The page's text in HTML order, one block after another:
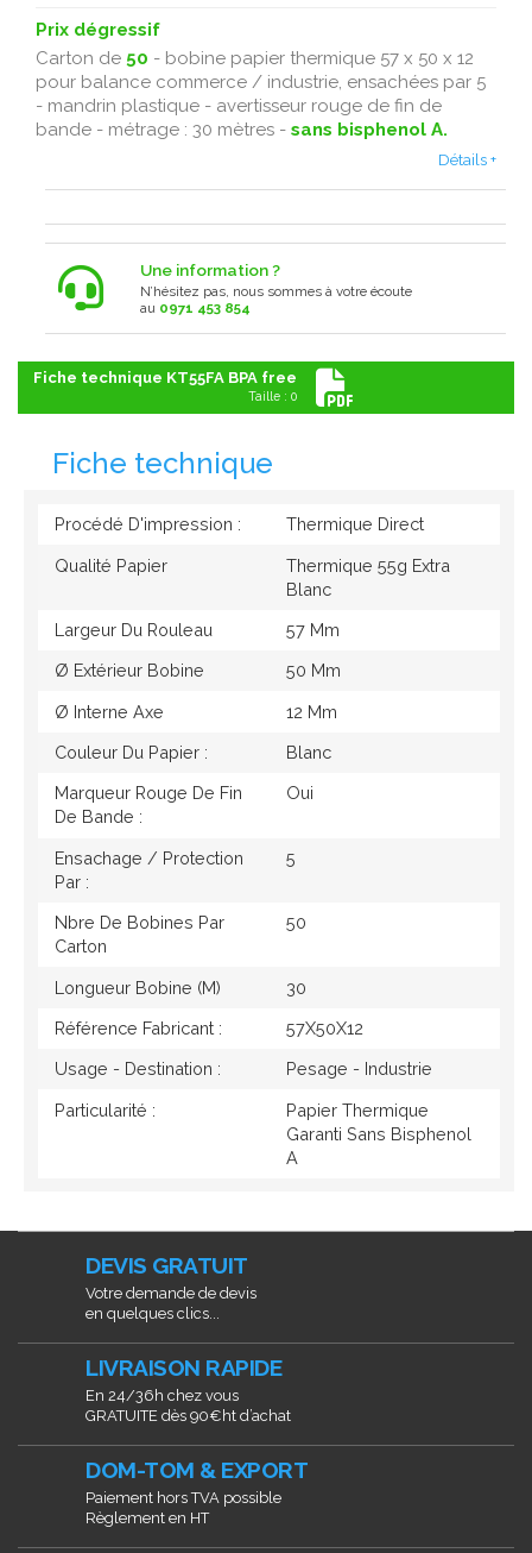
Prix dégressif
Carton de 50 - bobine papier thermique 57 x 50 x 12
pour balance commerce / industrie, ensachées par 5
- mandrin plastique - avertisseur rouge de fin de
bande - métrage : 30 mètres - sans bisphenol A.
Détails +
Une information ?
N’hésitez pas, nous sommes à votre écoute
au 0971 453 854
Fiche technique KT55FA BPA free
Taille : 0
Fiche technique
Procédé D'impression : Thermique Direct
Qualité Papier
Thermique 55g Extra
Blanc
Largeur Du Rouleau 57 Mm
Ø Extérieur Bobine 50 Mm
Ø Interne Axe 12 Mm
Couleur Du Papier : Blanc
Marqueur Rouge De Fin
De Bande :
Oui
Ensachage / Protection
Par :
5
Nbre De Bobines Par
Carton
50
Longueur Bobine (M) 30
Référence Fabricant : 57X50X12
Usage - Destination : Pesage - Industrie
Particularité :
Papier Thermique
Garanti Sans Bisphenol
A
DEVIS GRATUIT
Votre demande de devis
en quelques clics...
LIVRAISON RAPIDE
En 24/36h chez vous
GRATUITE dès 90€ht d’achat
DOM-TOM & EXPORT
Paiement hors TVA possible
Règlement en HT